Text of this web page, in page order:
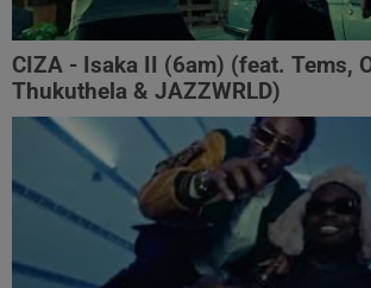
CIZA - Isaka II (6am) (feat. Tems,
Thukuthela & JAZZWRLD)